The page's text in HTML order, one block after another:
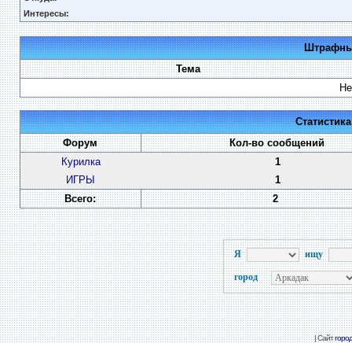
Интересы:
Тема
Форум
Кол-во сообщений
Курилка
1
ИГРЫ
1
Всего:
2
Я ищу
город
| Сайт